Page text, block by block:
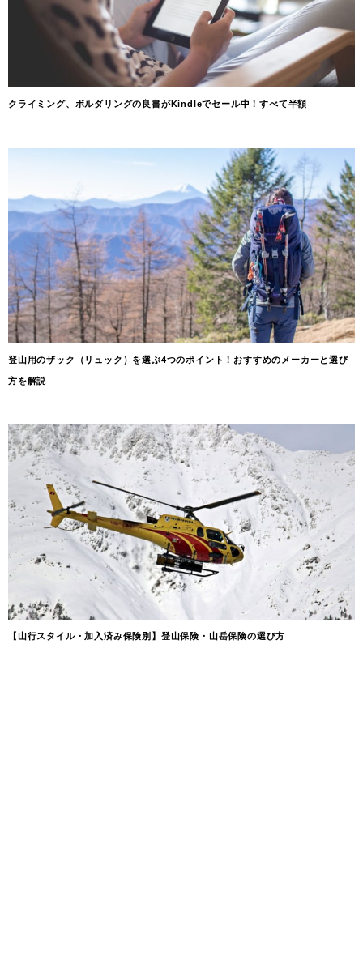
クライミング、ボルダリングの良書がKindleでセール中！すべて半額
登山用のザック（リュック）を選ぶ4つのポイント！おすすめのメーカーと選び
方を解説
【山行スタイル・加入済み保険別】登山保険・山岳保険の選び方